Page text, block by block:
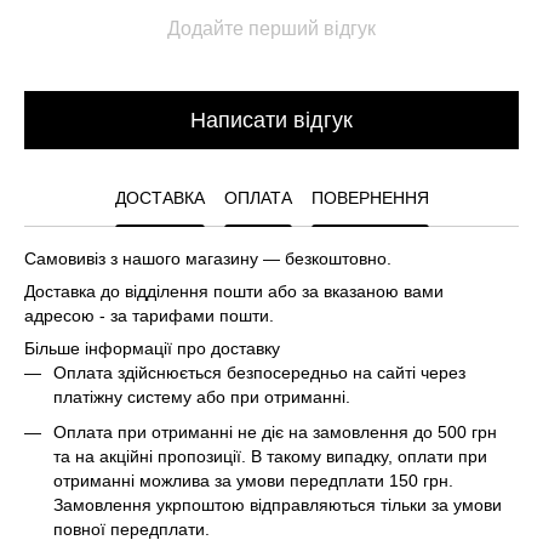
Додайте перший відгук
Написати відгук
ДОСТАВКА ОПЛАТА ПОВЕРНЕННЯ
Самовивіз з нашого магазину — безкоштовно.
Доставка до відділення пошти або за вказаною вами
адресою - за тарифами пошти.
Більше інформації про доставку
Оплата здійснюється безпосередньо на сайті через
платіжну систему або при отриманні.
Оплата при отриманні не діє на замовлення до 500 грн
та на акційні пропозиції. В такому випадку, оплати при
отриманні можлива за умови передплати 150 грн.
Замовлення укрпоштою відправляються тільки за умови
повної передплати.